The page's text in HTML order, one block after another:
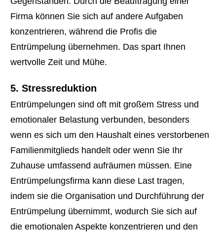
Firma können Sie sich auf andere Aufgaben
konzentrieren, während die Profis die
Entrümpelung übernehmen. Das spart Ihnen
wertvolle Zeit und Mühe.
5. Stressreduktion
Entrümpelungen sind oft mit großem Stress und
emotionaler Belastung verbunden, besonders
wenn es sich um den Haushalt eines verstorbenen
Familienmitglieds handelt oder wenn Sie Ihr
Zuhause umfassend aufräumen müssen. Eine
Entrümpelungsfirma kann diese Last tragen,
indem sie die Organisation und Durchführung der
Entrümpelung übernimmt, wodurch Sie sich auf
die emotionalen Aspekte konzentrieren und den